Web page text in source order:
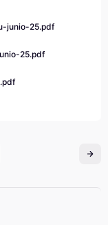
junio-25.pdf
25.pdf